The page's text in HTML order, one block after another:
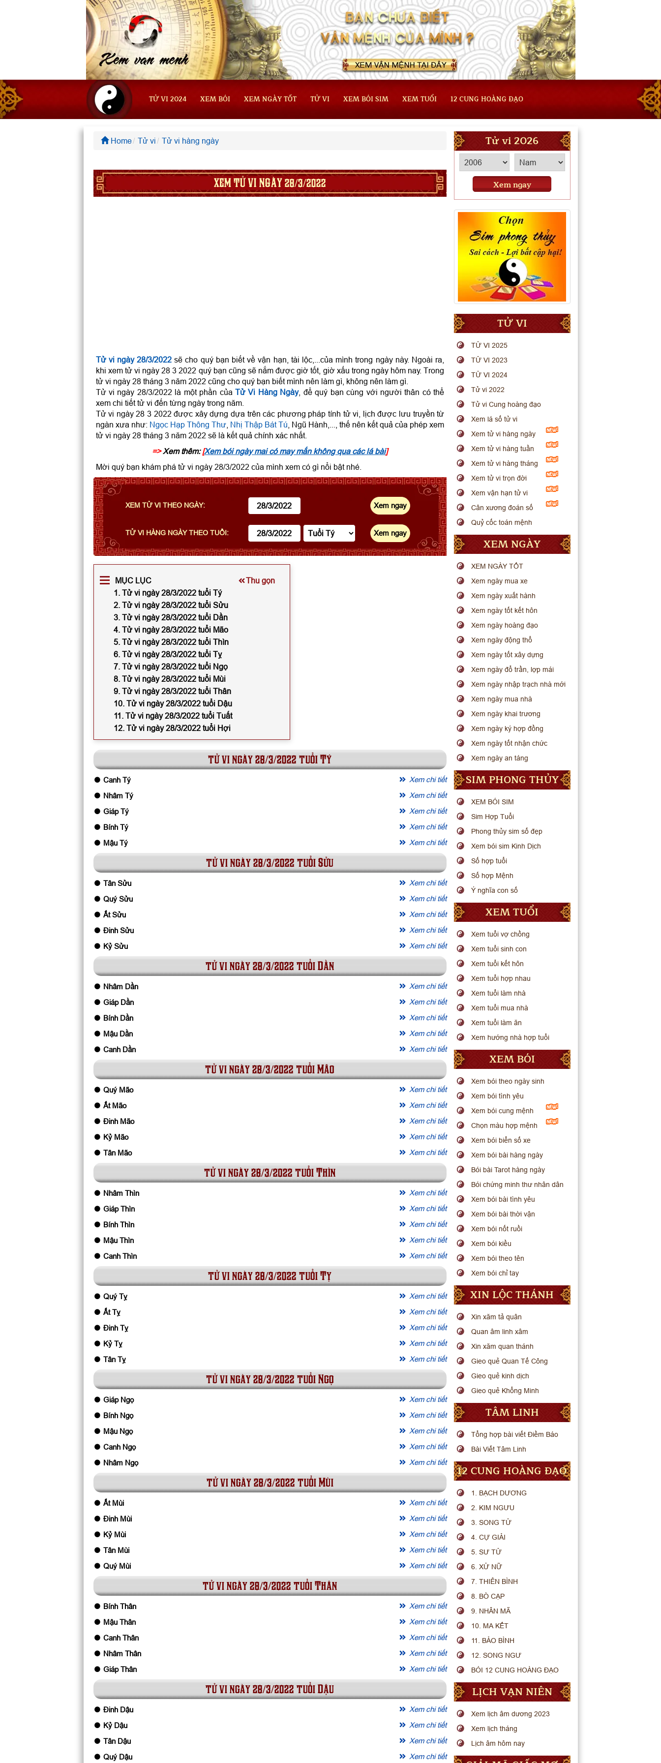
TỬ VI 2024 XEM BÓI XEM NGÀY TỐT TỬ VI XEM BÓI SIM XEM TUỔI 12 CUNG HOÀNG ĐẠO
Home Tử vi Tử vi hàng ngày
XEM TỬ VI NGÀY 28/3/2022
Tử vi ngày 28/3/2022 sẽ cho quý bạn biết về vận hạn, tài lộc,...của mình trong ngày này. Ngoài ra,
khi xem tử vi ngày 28 3 2022 quý bạn cũng sẽ nắm được giờ tốt, giờ xấu trong ngày hôm nay. Trong
tử vi ngày 28 tháng 3 năm 2022 cũng cho quý bạn biết mình nên làm gì, không nên làm gì.
Tử vi ngày 28/3/2022 là một phần của Tử Vi Hàng Ngày, để quý bạn cùng với người thân có thể
xem chi tiết tử vi đến từng ngày trong năm.
Tử vi ngày 28 3 2022 được xây dựng dựa trên các phương pháp tính tử vi, lịch được lưu truyền từ
ngàn xưa như: Ngọc Hạp Thông Thư, Nhị Thập Bát Tú , Ngũ Hành,..., thế nên kết quả của phép xem
tử vi ngày 28 tháng 3 năm 2022 sẽ là kết quả chính xác nhất.
=>Xem thêm:[Xem bói ngày mai có may mắn không qua các lá bài]
Mời quý bạn khám phá tử vi ngày 28/3/2022 của mình xem có gì nổi bật nhé.
XEM TỬ VI THEO NGÀY:
TỬ VI HÀNG NGÀY THEO TUỔI:
MỤC LỤC
Thu gọn
1. Tử vi ngày 28/3/2022 tuổi Tý
2. Tử vi ngày 28/3/2022 tuổi Sửu
3. Tử vi ngày 28/3/2022 tuổi Dần
4. Tử vi ngày 28/3/2022 tuổi Mão
5. Tử vi ngày 28/3/2022 tuổi Thìn
6. Tử vi ngày 28/3/2022 tuổi Tỵ
7. Tử vi ngày 28/3/2022 tuổi Ngọ
8. Tử vi ngày 28/3/2022 tuổi Mùi
9. Tử vi ngày 28/3/2022 tuổi Thân
10. Tử vi ngày 28/3/2022 tuổi Dậu
11. Tử vi ngày 28/3/2022 tuổi Tuất
12. Tử vi ngày 28/3/2022 tuổi Hợi
tử vi ngày 28/3/2022 tuổi Tý
Canh Tý
Xem chi tiết
Nhâm Tý
Xem chi tiết
Giáp Tý
Xem chi tiết
Bính Tý
Xem chi tiết
Mậu Tý
Xem chi tiết
tử vi ngày 28/3/2022 tuổi Sửu
Tân Sửu
Xem chi tiết
Quý Sửu
Xem chi tiết
Ất Sửu
Xem chi tiết
Đinh Sửu
Xem chi tiết
Kỷ Sửu
Xem chi tiết
tử vi ngày 28/3/2022 tuổi Dần
Nhâm Dần
Xem chi tiết
Giáp Dần
Xem chi tiết
Bính Dần
Xem chi tiết
Mậu Dần
Xem chi tiết
Canh Dần
Xem chi tiết
tử vi ngày 28/3/2022 tuổi Mão
Quý Mão
Xem chi tiết
Ất Mão
Xem chi tiết
Đinh Mão
Xem chi tiết
Kỷ Mão
Xem chi tiết
Tân Mão
Xem chi tiết
tử vi ngày 28/3/2022 tuổi Thìn
Nhâm Thìn
Xem chi tiết
Giáp Thìn
Xem chi tiết
Bính Thìn
Xem chi tiết
Mậu Thìn
Xem chi tiết
Canh Thìn
Xem chi tiết
tử vi ngày 28/3/2022 tuổi Tỵ
Quý Tỵ
Xem chi tiết
Ất Tỵ
Xem chi tiết
Đinh Tỵ
Xem chi tiết
Kỷ Tỵ
Xem chi tiết
Tân Tỵ
Xem chi tiết
tử vi ngày 28/3/2022 tuổi Ngọ
Giáp Ngọ
Xem chi tiết
Bính Ngọ
Xem chi tiết
Mậu Ngọ
Xem chi tiết
Canh Ngọ
Xem chi tiết
Nhâm Ngọ
Xem chi tiết
tử vi ngày 28/3/2022 tuổi Mùi
Ất Mùi
Xem chi tiết
Đinh Mùi
Xem chi tiết
Kỷ Mùi
Xem chi tiết
Tân Mùi
Xem chi tiết
Quý Mùi
Xem chi tiết
tử vi ngày 28/3/2022 tuổi Thân
Bính Thân
Xem chi tiết
Mậu Thân
Xem chi tiết
Canh Thân
Xem chi tiết
Nhâm Thân
Xem chi tiết
Giáp Thân
Xem chi tiết
tử vi ngày 28/3/2022 tuổi Dậu
Đinh Dậu
Xem chi tiết
Kỷ Dậu
Xem chi tiết
Tân Dậu
Xem chi tiết
Quý Dậu
Xem chi tiết
Tử vi 2026
Xem ngay
TỬ VI
TỬ VI 2025
TỬ VI 2023
TỬ VI 2024
Tử vi 2022
Tử vi Cung hoàng đạo
Xem lá số tử vi
Xem tử vi hàng ngày
Xem tử vi hàng tuần
Xem tử vi hàng tháng
Xem tử vi trọn đời
Xem vận hạn tử vi
Cân xương đoán số
Quỷ cốc toán mệnh
XEM NGÀY
XEM NGÀY TỐT
Xem ngày mua xe
Xem ngày xuất hành
Xem ngày tốt kết hôn
Xem ngày hoàng đạo
Xem ngày động thổ
Xem ngày tốt xây dựng
Xem ngày đổ trần, lợp mái
Xem ngày nhập trạch nhà mới
Xem ngày mua nhà
Xem ngày khai trương
Xem ngày ký hợp đồng
Xem ngày tốt nhận chức
Xem ngày an táng
SIM PHONG THỦY
XEM BÓI SIM
Sim Hợp Tuổi
Phong thủy sim số đẹp
Xem bói sim Kinh Dịch
Số hợp tuổi
Số hợp Mệnh
Ý nghĩa con số
XEM TUỔI
Xem tuổi vợ chồng
Xem tuổi sinh con
Xem tuổi kết hôn
Xem tuổi hợp nhau
Xem tuổi làm nhà
Xem tuổi mua nhà
Xem tuổi làm ăn
Xem hướng nhà hợp tuổi
XEM BÓI
Xem bói theo ngày sinh
Xem bói tình yêu
Xem bói cung mệnh
Chọn màu hợp mệnh
Xem bói biển số xe
Xem bói bài hàng ngày
Bói bài Tarot hàng ngày
Bói chứng minh thư nhân dân
Xem bói bài tình yêu
Xem bói bài thời vận
Xem bói nốt ruồi
Xem bói kiều
Xem bói theo tên
Xem bói chỉ tay
XIN LỘC THÁNH
Xin xăm tả quân
Quan âm linh xâm
Xin xăm quan thánh
Gieo quẻ Quan Tế Công
Gieo quẻ kinh dịch
Gieo quẻ Khổng Minh
TÂM LINH
Tổng hợp bài viết Điềm Báo
Bài Viết Tâm Linh
12 CUNG HOÀNG ĐẠO
1. BẠCH DƯƠNG
2. KIM NGƯU
3. SONG TỬ
4. CỰ GIẢI
5. SƯ TỬ
6. XỬ NỮ
7. THIÊN BÌNH
8. BÒ CẠP
9. NHÂN MÃ
10. MA KẾT
11. BẢO BÌNH
12. SONG NGƯ
BÓI 12 CUNG HOÀNG ĐẠO
LỊCH VẠN NIÊN
Xem lịch âm dương 2023
Xem lịch tháng
Lịch âm hôm nay